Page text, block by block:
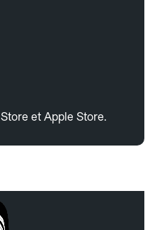
et Apple Store.